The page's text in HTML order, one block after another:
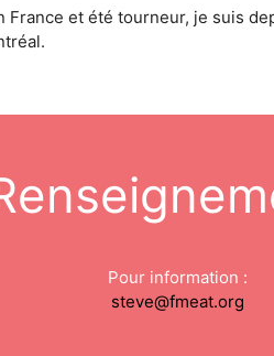
et été tourneur, je suis
Pour information :
steve@fmeat.org